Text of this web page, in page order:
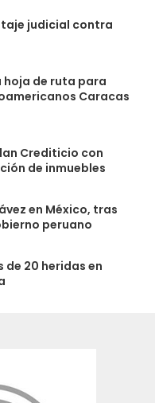
judicial contra
hoja de ruta para
Caracas
Crediticio con
de inmuebles
en México, tras
peruano
de 20 heridas en